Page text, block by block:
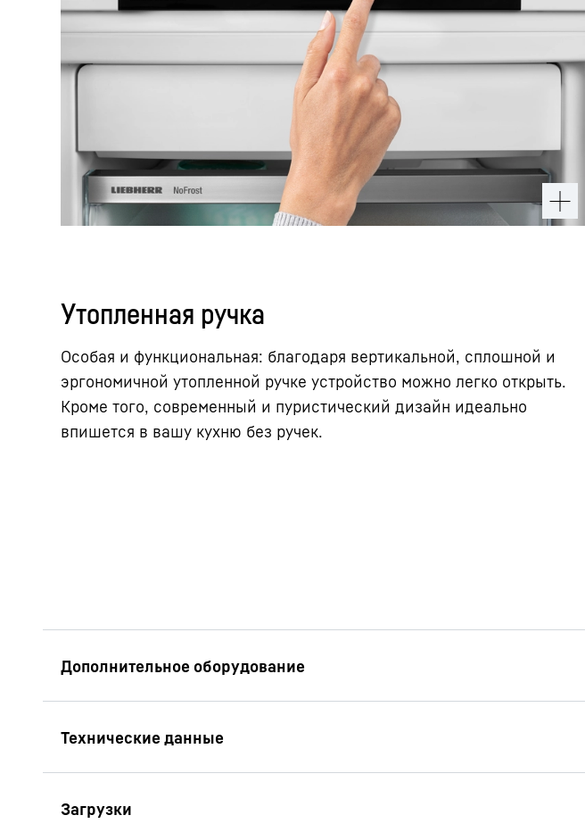
Утопленная ручка
Особая и функциональная: благодаря вертикальной, сплошной и
эргономичной утопленной ручке устройство можно легко открыть.
Кроме того, современный и пуристический дизайн идеально
впишется в вашу кухню без ручек.
любой минималистичный дизайн кухни: они